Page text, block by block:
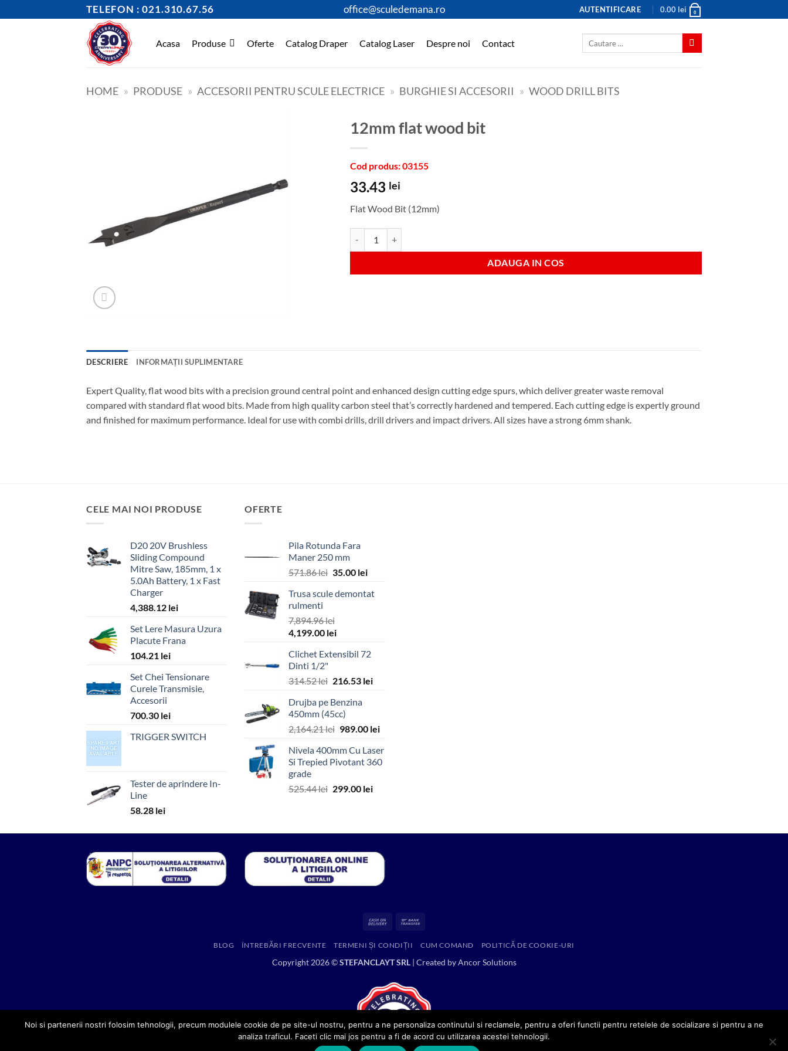
to
TELEFON : 021.310.67.56 office@sculedemana.ro AUTENTIFICARE 0.00 lei 0
Acasa Produse Oferte Catalog Draper Catalog Laser Despre noi Contact
HOME » PRODUSE » ACCESORII PENTRU SCULE ELECTRICE » BURGHIE SI ACCESORII » WOOD DRILL BITS
12mm flat wood bit
Cod produs: 03155
33.43 lei
Flat Wood Bit (12mm)
ADAUGA IN COS
DESCRIERE INFORMAȚII SUPLIMENTARE
Expert Quality, flat wood bits with a precision ground central point and enhanced design cutting edge spurs, which deliver greater waste removal
compared with standard flat wood bits. Made from high quality carbon steel that’s correctly hardened and tempered. Each cutting edge is expertly ground
and finished for maximum performance. Ideal for use with combi drills, drill drivers and impact drivers. All sizes have a strong 6mm shank.
CELE MAI NOI PRODUSE
D20 20V Brushless
Sliding Compound
Mitre Saw, 185mm, 1 x
5.0Ah Battery, 1 x Fast
Charger
4,388.12 lei
Set Lere Masura Uzura
Placute Frana
104.21 lei
Set Chei Tensionare
Curele Transmisie,
Accesorii
700.30 lei
TRIGGER SWITCH
Tester de aprindere In-
Line
58.28 lei
OFERTE
Pila Rotunda Fara
Maner 250 mm
571.86lei Prețul
a
571.86 lei.
35.00 leiPrețul
este:
Trusa scule demontat
rulmenti
7,894.96lei
Prețul
a
fost:
7,894.96 lei.
4,199.00 leiPrețul
este:
Clichet Extensibil 72
Dinti 1/2"
314.52lei Prețul
a
fost:
314.52 lei.
216.53 leiPrețul
Drujba pe Benzina
450mm (45cc)
2,164.21lei Prețul
a
fost:
989.00 leiPrețul
este:
989.00 lei.
Nivela 400mm Cu Laser
Si Trepied Pivotant 360
grade
525.44lei Prețul
525.44 lei.
299.00 leiPrețul
Cash
Delivery
BLOG ÎNTREBĂRI FRECVENTE TERMENI ȘI CONDIȚII CUM COMAND POLITICĂ DE COOKIE-URI
Copyright 2026 ©STEFANCLAYT SRL| Created byAncor Solutions
Noi si partenerii nostri folosim tehnologii, precum modulele cookie de pe site-ul nostru, pentru a ne personaliza continutul si reclamele, pentru a oferi functii pentru retelele de socializare si pentru a ne
analiza traficul. Faceti clic mai jos pentru a fi de acord cu utilizarea acestei tehnologii.